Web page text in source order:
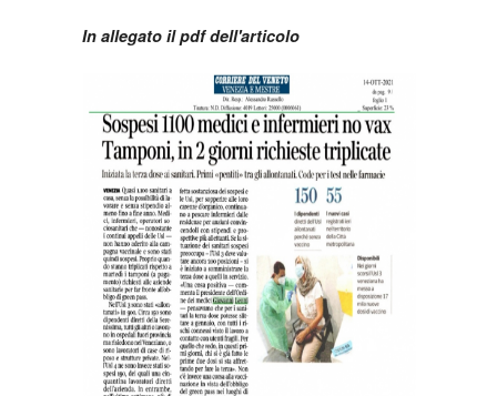
In allegato il pdf dell'articolo